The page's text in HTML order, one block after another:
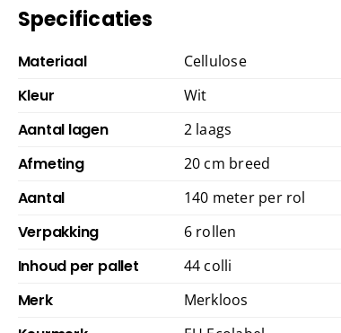
Specificaties
Materiaal Cellulose
Kleur Wit
Aantal lagen 2 laags
Afmeting 20 cm breed
Aantal 140 meter per rol
Verpakking 6 rollen
Inhoud per pallet 44 colli
Merk Merkloos